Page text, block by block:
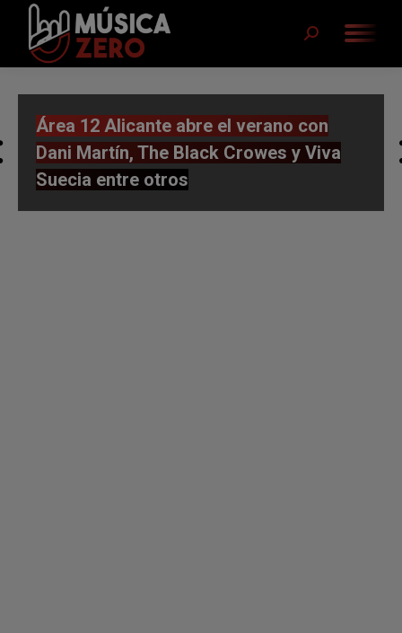
Buscar:
Área 12 Alicante abre el verano con
Dani Martín, The Black Crowes y Viva
Suecia entre otros